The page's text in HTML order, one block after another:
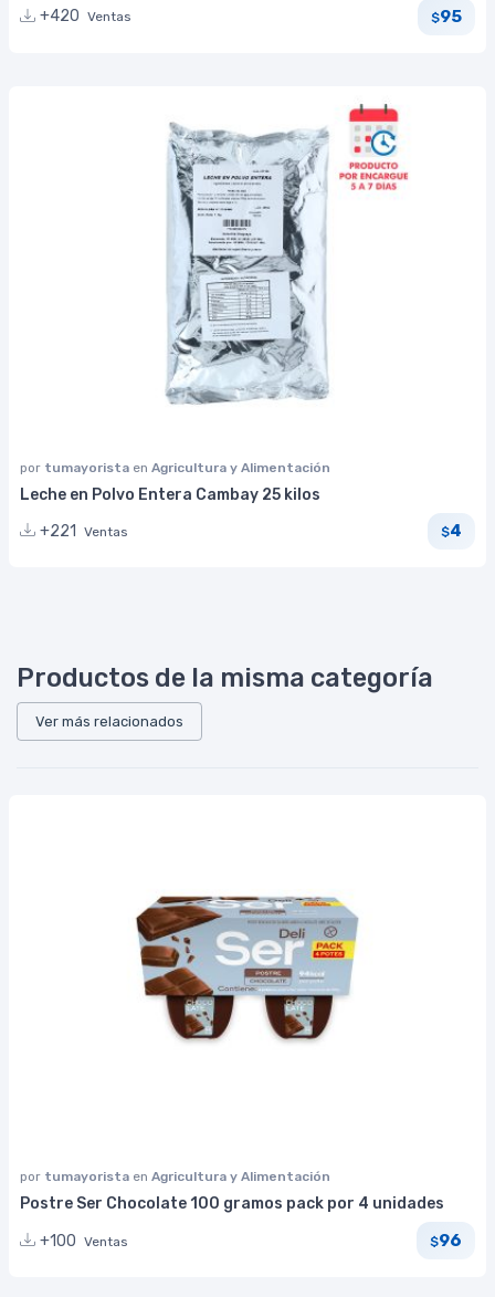
+420 Ventas $95
por tumayorista en Agricultura y Alimentación
Leche en Polvo Entera Cambay 25 kilos
+221
Ventas $4
Productos de la misma categoría
Ver más relacionados
por tumayorista en Agricultura y Alimentación
Postre Ser Chocolate 100 gramos pack por 4 unidades
+100 Ventas $96